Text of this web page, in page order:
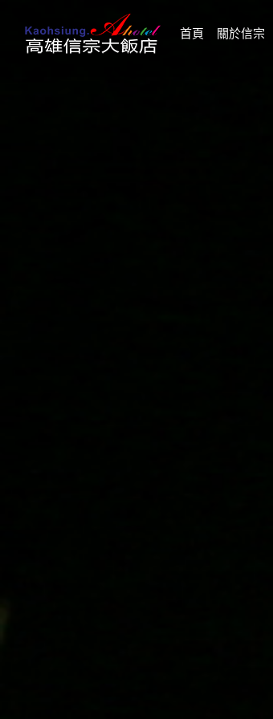
首頁 (current)
關於信宗